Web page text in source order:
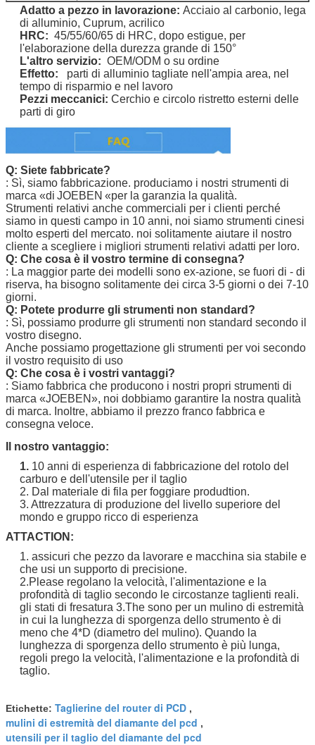
Adatto a pezzo in lavorazione: Acciaio al carbonio, lega
di alluminio, Cuprum, acrilico
HRC: 45/55/60/65 di HRC, dopo estigue, per
l'elaborazione della durezza grande di 150°
L'altro servizio: OEM/ODM o su ordine
Effetto: parti di alluminio tagliate nell'ampia area, nel
tempo di risparmio e nel lavoro
Pezzi meccanici: Cerchio e circolo ristretto esterni delle
parti di giro
Q: Siete fabbricate?
: Sì, siamo fabbricazione. produciamo i nostri strumenti di
marca «di JOEBEN «per la garanzia la qualità.
Strumenti relativi anche commerciali per i clienti perché
siamo in questi campo in 10 anni, noi siamo strumenti cinesi
molto esperti del mercato. noi solitamente aiutare il nostro
cliente a scegliere i migliori strumenti relativi adatti per loro.
Q: Che cosa è il vostro termine di consegna?
: La maggior parte dei modelli sono ex-azione, se fuori di - di
riserva, ha bisogno solitamente dei circa 3-5 giorni o dei 7-10
giorni.
Q: Potete produrre gli strumenti non standard?
: Sì, possiamo produrre gli strumenti non standard secondo il
vostro disegno.
Anche possiamo progettazione gli strumenti per voi secondo
il vostro requisito di uso
Q: Che cosa è i vostri vantaggi?
: Siamo fabbrica che producono i nostri propri strumenti di
marca «JOEBEN», noi dobbiamo garantire la nostra qualità
di marca. Inoltre, abbiamo il prezzo franco fabbrica e
consegna veloce.
Il nostro vantaggio:
1. 10 anni di esperienza di fabbricazione del rotolo del
carburo e dell'utensile per il taglio
2. Dal materiale di fila per foggiare produdtion.
3. Attrezzatura di produzione del livello superiore del
mondo e gruppo ricco di esperienza
ATTACTION:
1. assicuri che pezzo da lavorare e macchina sia stabile e
che usi un supporto di precisione.
2.Please regolano la velocità, l'alimentazione e la
profondità di taglio secondo le circostanze taglienti reali.
gli stati di fresatura 3.The sono per un mulino di estremità
in cui la lunghezza di sporgenza dello strumento è di
meno che 4*D (diametro del mulino). Quando la
lunghezza di sporgenza dello strumento è più lunga,
regoli prego la velocità, l'alimentazione e la profondità di
taglio.
Etichette: Taglierine del router di PCD ,
mulini di estremità del diamante del pcd ,
utensili per il taglio del diamante del pcd